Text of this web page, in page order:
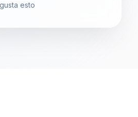
esto